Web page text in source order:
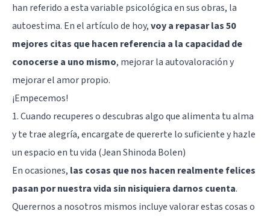
han referido a esta variable psicológica en sus obras, la
autoestima. En el artículo de hoy,voy a repasar las 50
mejores citas que hacen referencia a la capacidad de
conocerse a uno mismo, mejorar la autovaloración y
mejorar el amor propio.
¡Empecemos!
1. Cuando recuperes o descubras algo que alimenta tu alma
y te trae alegría, encargate de quererte lo suficiente y hazle
un espacio en tu vida (Jean Shinoda Bolen)
En ocasiones, las cosas que nos hacen realmente felices
pasan por nuestra vida sin nisiquiera darnos cuenta.
Querernos a nosotros mismos incluye valorar estas cosas o